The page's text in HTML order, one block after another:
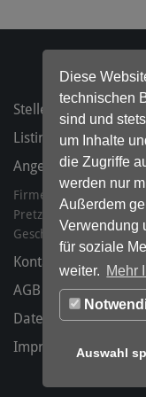
Diese
technischen
sind und
um Inhalte
die Zugriffe
werden nur
Außerdem
Verwendung
für soziale
weiter. Mehr
Auswahl
Stellenanzeigen
Listing bestellen
Angebote für Ihr
Firmeneintrag.de ist
Pretzfelder Str. 7-11,
Geschäftsführer:
Kontakt
AGB
Datenschutz
Impressum